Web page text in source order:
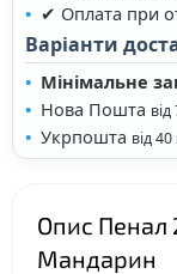
✔ Оплата при
Варіанти
Мінімальне
Нова Пошта
Укрпошта від
Опис Пенал
Мандарин